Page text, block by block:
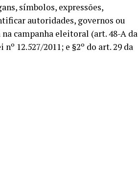
símbolos, expressões,
autoridades, governos ou
campanha eleitoral (art. 48-A da
12.527/2011; e §2º do art. 29 da